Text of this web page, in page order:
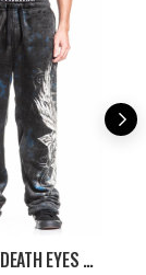
AFFLICTION DEATH EYES COLLEGEHOUSUT - MUSTA